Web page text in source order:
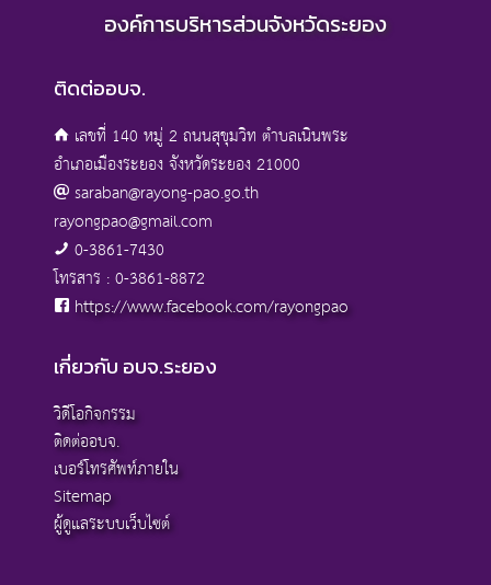
องค์การบริหารส่วนจังหวัดระยอง
ติดต่ออบจ.
เลขที่ 140 หมู่ 2 ถนนสุขุมวิท ตำบลเนินพระ
อำเภอเมืองระยอง จังหวัดระยอง 21000
saraban@rayong-pao.go.th
rayongpao@gmail.com
0-3861-7430
โทรสาร : 0-3861-8872
https://www.facebook.com/rayongpao
เกี่ยวกับ อบจ.ระยอง
วิดีโอกิจกรรม
ติดต่ออบจ.
เบอร์โทรศัพท์ภายใน
Sitemap
ผู้ดูแลระบบเว็บไซต์